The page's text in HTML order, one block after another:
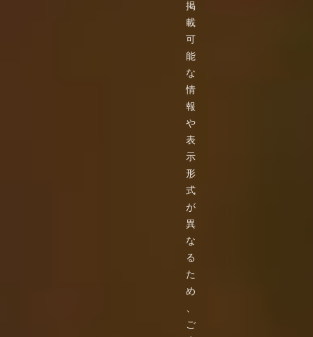
掲
載
可
能
な
情
報
や
表
示
形
式
が
異
な
る
た
め
、
ご